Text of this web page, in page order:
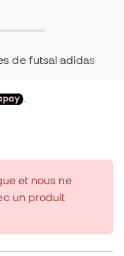
de futsal adidas
et nous ne
un produit